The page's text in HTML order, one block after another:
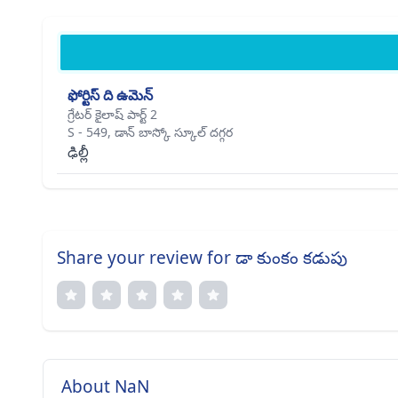
ఫోర్టిస్ ది ఉమెన్
గ్రేటర్ కైలాష్ పార్ట్ 2
S - 549, డాన్ బాస్కో స్కూల్ దగ్గర
ఢిల్లీ
Share your review for డా కుంకం కడుపు
About NaN